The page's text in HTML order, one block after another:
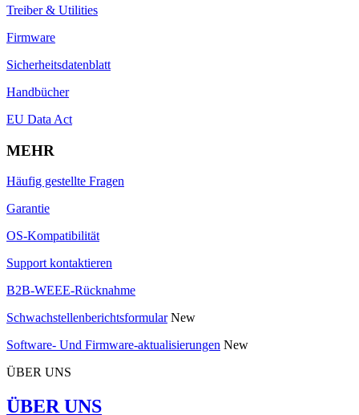
Treiber & Utilities
Firmware
Sicherheitsdatenblatt
Handbücher
EU Data Act
MEHR
Häufig gestellte Fragen
Garantie
OS-Kompatibilität
Support kontaktieren
B2B-WEEE-Rücknahme
Schwachstellenberichtsformular New
Software- Und Firmware-aktualisierungen New
ÜBER UNS
ÜBER UNS